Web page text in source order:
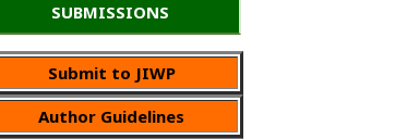
SUBMISSIONS
Submit to JIWP
Author Guidelines